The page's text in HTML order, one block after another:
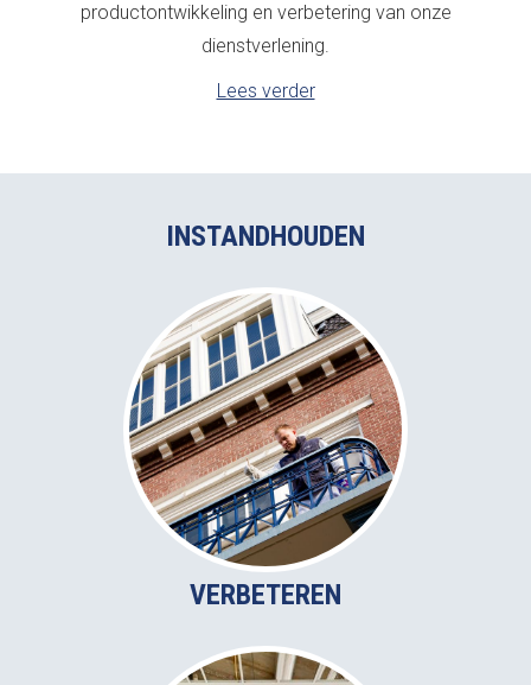
productontwikkeling en verbetering van onze
dienstverlening.
Lees verder
INSTANDHOUDEN
VERBETEREN